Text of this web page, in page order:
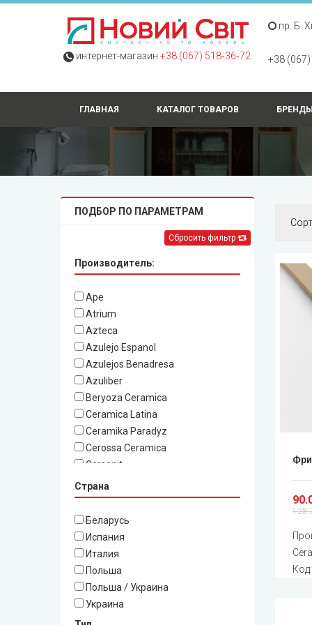
интернет-магазин+38 (067) 518‑36‑72
пр. Б.
+38
ГЛАВНАЯ КАТАЛОГ ТОВАРОВ БРЕНДЫ
ПОДБОР ПО ПАРАМЕТРАМ
Сбросить фильтр
Производитель:
Ape
Atrium
Azteca
Azulejo Espanol
Azulejos Benadresa
Azuliber
Beryoza Ceramica
Ceramica Latina
Ceramika Paradyz
Cerossa Ceramica
Cersanit
Cristacer
DualGres
El Molino
Fanal
Golden Tile
Grand Kerama
Halcon
Hispania
Страна
Беларусь
Испания
Италия
Польша
Польша / Украина
Украина
Код: